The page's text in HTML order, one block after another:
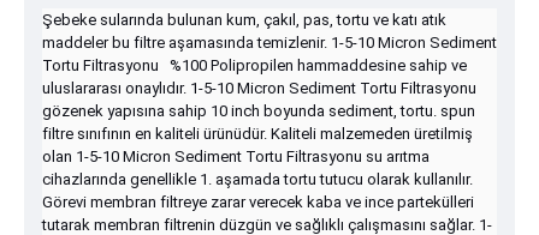
Şebeke sularında bulunan kum, çakıl, pas, tortu ve katı atık
maddeler bu filtre aşamasında temizlenir. 1-5-10 Micron Sediment
Tortu Filtrasyonu %100 Polipropilen hammaddesine sahip ve
uluslararası onaylıdır. 1-5-10 Micron Sediment Tortu Filtrasyonu
gözenek yapısına sahip 10 inch boyunda sediment, tortu. spun
filtre sınıfının en kaliteli ürünüdür. Kaliteli malzemeden üretilmiş
olan 1-5-10 Micron Sediment Tortu Filtrasyonu su arıtma
cihazlarında genellikle 1. aşamada tortu tutucu olarak kullanılır.
Görevi membran filtreye zarar verecek kaba ve ince partekülleri
tutarak membran filtrenin düzgün ve sağlıklı çalışmasını sağlar. 1-